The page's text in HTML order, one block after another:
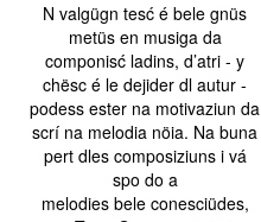
N valgügn tesć é bele gnüs
metüs en musiga da
componisć ladins, d’atri - y
chësc é le dejider dl autur -
podess ester na motivaziun da
scrí na melodia nöia. Na buna
pert dles composiziuns i vá
spo do a
melodies bele conesciüdes,